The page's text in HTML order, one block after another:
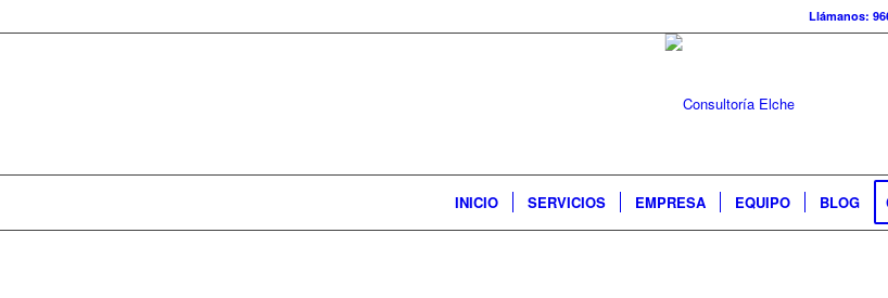
Llámanos:
INICIO SERVICIOS EMPRESA EQUIPO BLOG